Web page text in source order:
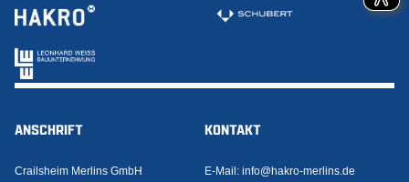
ANSCHRIFT
Crailsheim Merlins GmbH
KONTAKT
E-Mail: info@hakro-merlins.de